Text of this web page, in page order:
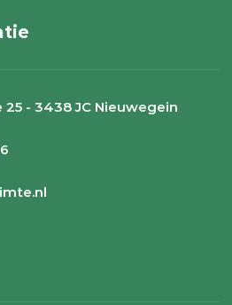
- 3438 JC Nieuwegein